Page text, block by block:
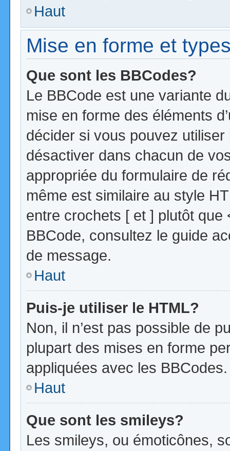
Haut
Mise en forme et
Que sont les BBCodes?
Le BBCode est une variante
mise en forme des éléments
décider si vous pouvez
désactiver dans chacun de
appropriée du formulaire de
même est similaire au style
entre crochets [ et ] plutôt que
BBCode, consultez le guide
de message.
Haut
Puis-je utiliser le HTML?
Non, il n’est pas possible de
plupart des mises en forme
appliquées avec les BBCodes.
Haut
Que sont les smileys?
Les smileys, ou émoticônes,